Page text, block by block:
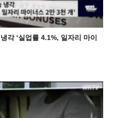
각 ‘실업률 4.1%, 일자리 마이